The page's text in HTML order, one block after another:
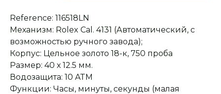
Reference: 116518LN
Механизм: Rolex Cal. 4131 (Автоматический, с
возможностью ручного завода);
Корпус: Цельное золото 18-к, 750 проба
Размер: 40 х 12.5 мм.
Водозащита: 10 ATM
Функции: Часы, минуты, секунды (малая